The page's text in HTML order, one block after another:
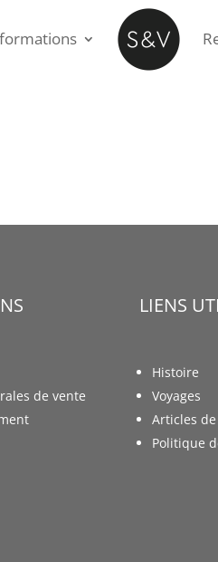
de vente
LIENS
Histoire
Voyages
Articles
Politique